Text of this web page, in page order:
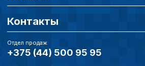
Контакты
Отдел продаж
+375 (44) 500 95 95